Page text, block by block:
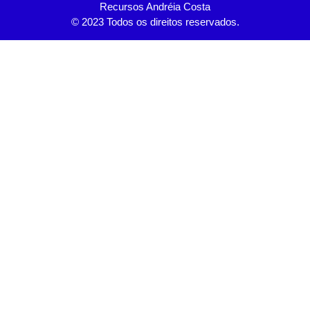
Recursos Andréia Costa
© 2023 Todos os direitos reservados.